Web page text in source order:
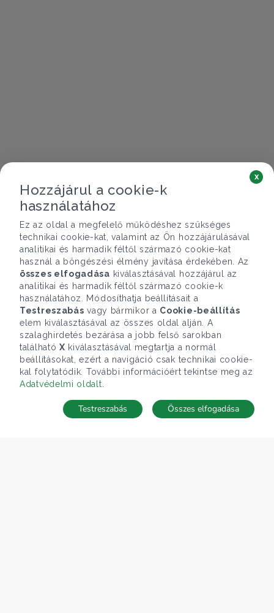
Telefonhívás Kapcsolat
Hozzájárul a cookie-k
használatához
Ez az oldal a megfelelő működéshez szükséges
technikai cookie-kat, valamint az Ön hozzájárulásával
analitikai és harmadik féltől származó cookie-kat
használ a böngészési élmény javítása érdekében. Az
összes elfogadása kiválasztásával hozzájárul az
analitikai és harmadik féltől származó cookie-k
használatához. Módosíthatja beállításait a
Testreszabás vagy bármikor a Cookie-beállítás
elem kiválasztásával az összes oldal alján. A
szalaghirdetés bezárása a jobb felső sarokban
található X kiválasztásával megtartja a normál
beállításokat, ezért a navigáció csak technikai cookie-
kal folytatódik. További információért tekintse meg az
Adatvédelmi oldalt
x
Összes elfogadása
Testreszabás